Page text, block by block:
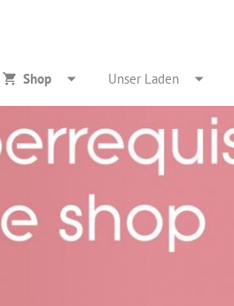
Shop Unser Laden